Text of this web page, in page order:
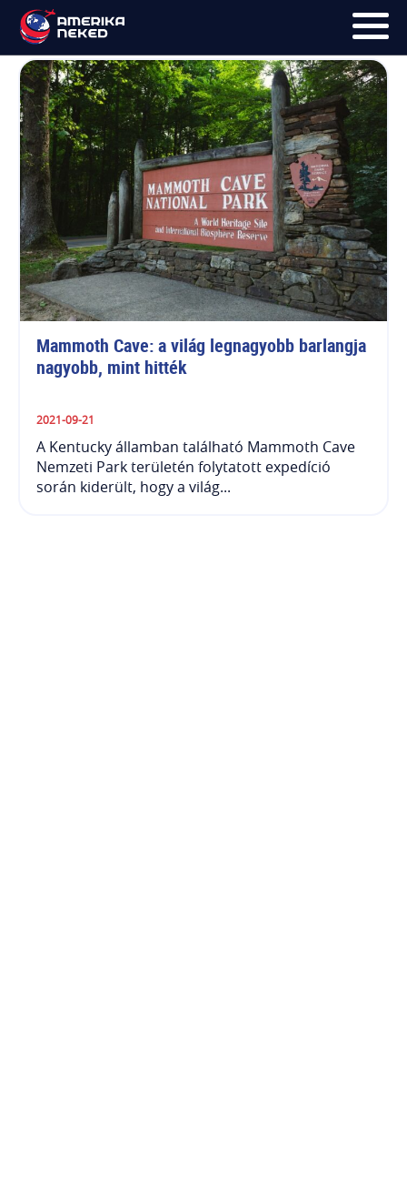
FŐOLDAL
UTAK
HÍRLEVÉL
BLOG
RÓLUNK
KÉPEK
Kentucky
Mammoth Cave: a világ legnagyobb barlangja
nagyobb, mint hitték
2021-09-21
A Kentucky államban található Mammoth Cave
Nemzeti Park területén folytatott expedíció
során kiderült, hogy a világ...